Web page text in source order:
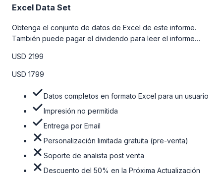
Excel Data Set
Obtenga el conjunto de datos de Excel de este informe.
También puede pagar el dividendo para leer el informe
la tabla de precios a continuación.
USD 2199
USD 1799
Datos completos en formato Excel para un usuario
Impresión no permitida
Entrega por Email
Personalización limitada gratuita (pre-venta)
Soporte de analista post venta
Descuento del 50% en la Próxima Actualización